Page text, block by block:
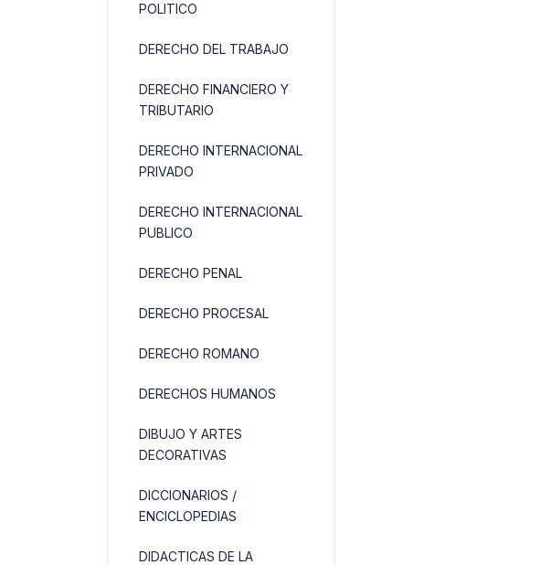
POLITICO
DERECHO DEL TRABAJO
DERECHO FINANCIERO Y
TRIBUTARIO
DERECHO INTERNACIONAL
PRIVADO
DERECHO INTERNACIONAL
PUBLICO
DERECHO PENAL
DERECHO PROCESAL
DERECHO ROMANO
DERECHOS HUMANOS
DIBUJO Y ARTES
DECORATIVAS
DICCIONARIOS /
ENCICLOPEDIAS
DIDACTICAS DE LA